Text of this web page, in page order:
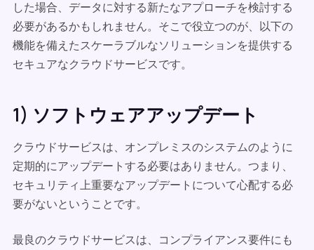
した場合、データに対する新たなアプローチを検討する
必要があるかもしれません。そこで役立つのが、以下の
機能を備えたスケーラブルなソリューションを提供する
セキュアなクラウドサービスです。
1) ソフトウェアアップデート
クラウドサービスは、オンプレミスのシステムのように
定期的にアップデートする必要はありません。つまり、
セキュリティ上重要なアップデートについて心配する必
要がないということです。
最良のクラウドサービスは、コンプライアンス要件にも